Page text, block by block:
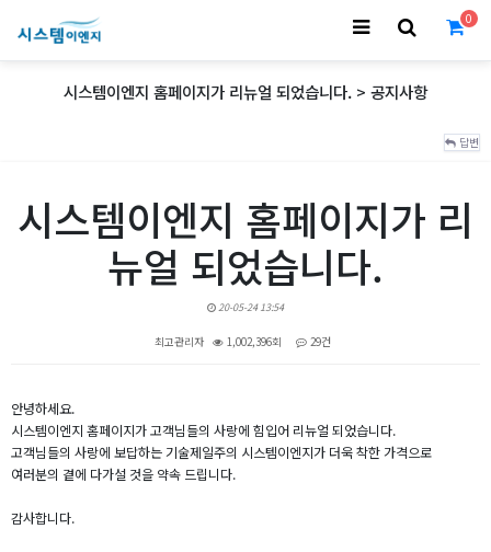
0
시스템이엔지 홈페이지가 리뉴얼 되었습니다. > 공지사항
답변
시스템이엔지 홈페이지가 리
뉴얼 되었습니다.
20-05-24 13:54
최고관리자 1,002,396회 29건
본문
안녕하세요.
시스템이엔지 홈페이지가 고객님들의 사랑에 힘입어 리뉴얼 되었습니다.
고객님들의 사랑에 보답하는 기술제일주의 시스템이엔지가 더욱 착한 가격으로
여러분의 곁에 다가설 것을 약속 드립니다.
감사합니다.